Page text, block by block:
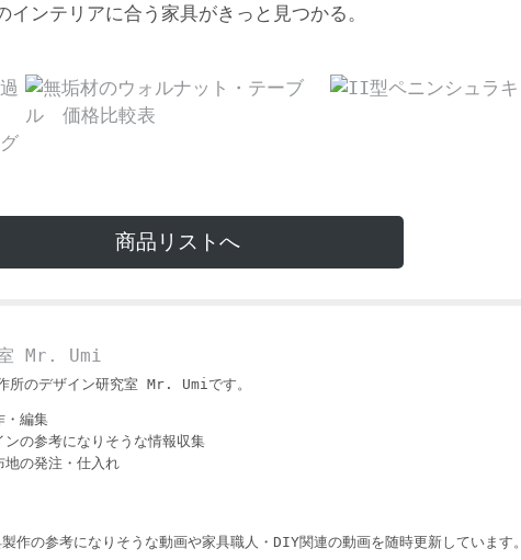
ンテリアに合う家具がきっと見つかる。
商品リストへ
室 Mr. Umi
所のデザイン研究室 Mr. Umiです。
・編集
ンの参考になりそうな情報収集
地の発注・仕入れ
作の参考になりそうな動画や家具職人・DIY関連の動画を随時更新しています。